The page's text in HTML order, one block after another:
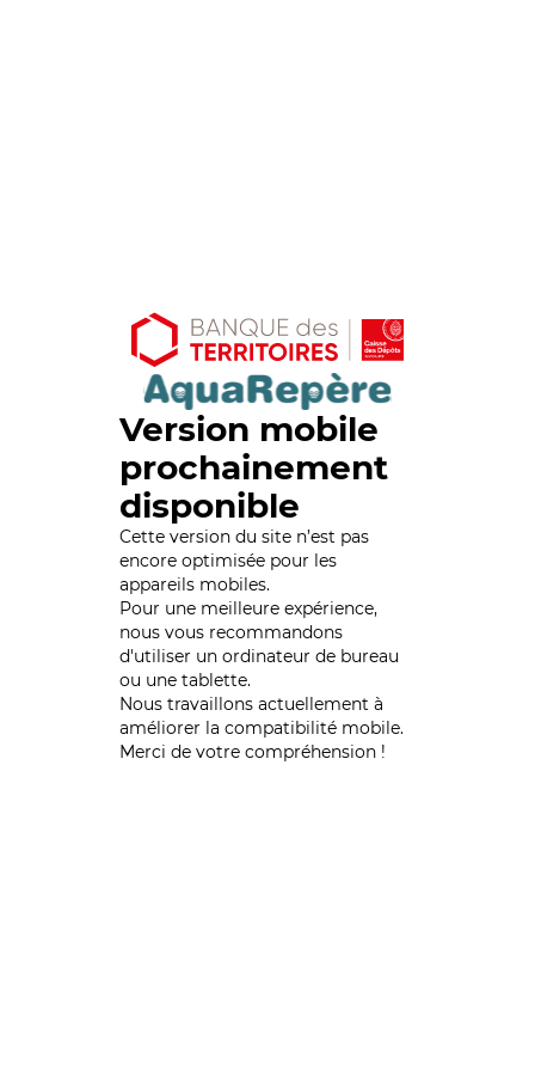
Version mobile
prochainement
disponible
Cette version du site n’est pas
encore optimisée pour les
appareils mobiles.
Pour une meilleure expérience,
nous vous recommandons
d'utiliser un ordinateur de bureau
ou une tablette.
Nous travaillons actuellement à
améliorer la compatibilité mobile.
Merci de votre compréhension !